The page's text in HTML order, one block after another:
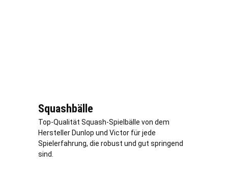
Squashbälle
Top-Qualität Squash-Spielbälle von dem
Hersteller Dunlop und Victor für jede
Spielerfahrung, die robust und gut springend
sind.